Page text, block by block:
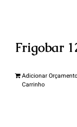
Frigobar
Adicionar
Carrinho